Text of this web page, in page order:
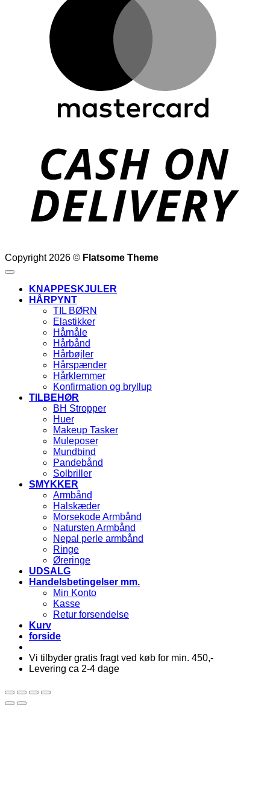
Copyright 2026 © Flatsome Theme
KNAPPESKJULER
HÅRPYNT
TIL BØRN
Elastikker
Hårnåle
Hårbånd
Hårbøjler
Hårspænder
Hårklemmer
Konfirmation og bryllup
TILBEHØR
BH Stropper
Huer
Makeup Tasker
Muleposer
Mundbind
Pandebånd
Solbriller
SMYKKER
Armbånd
Halskæder
Morsekode Armbånd
Natursten Armbånd
Nepal perle armbånd
Ringe
Øreringe
UDSALG
Handelsbetingelser mm.
Min Konto
Kasse
Retur forsendelse
Kurv
forside
Vi tilbyder gratis fragt ved køb for min. 450,-
Levering ca 2-4 dage